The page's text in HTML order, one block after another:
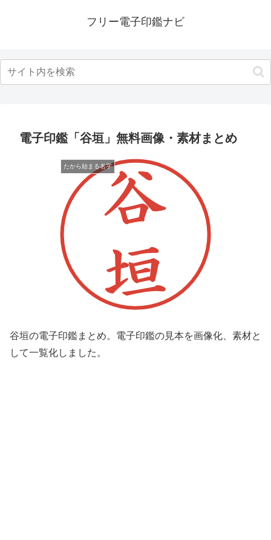
フリー電子印鑑ナビ
電子印鑑「谷垣」無料画像・素材まとめ
たから始まる名字
谷垣の電子印鑑まとめ。電子印鑑の見本を画像化、素材と
して一覧化しました。